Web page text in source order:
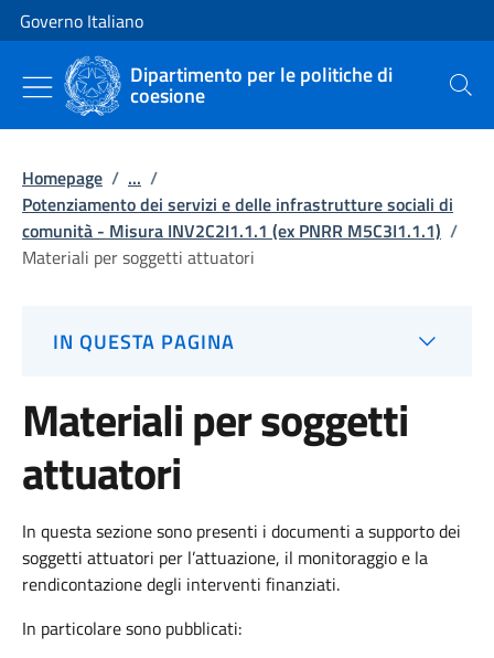
Vai al contenuto
Vai alla navigazione del sito
Governo Italiano
Dipartimento per le politiche di
coesione Cerca
Homepage / ... /
Potenziamento dei servizi e delle infrastrutture sociali di
comunità - Misura INV2C2I1.1.1 (ex PNRR M5C3I1.1.1) /
Materiali per soggetti attuatori
IN QUESTA PAGINA
Materiali per soggetti
attuatori
In questa sezione sono presenti i documenti a supporto dei
soggetti attuatori per l’attuazione, il monitoraggio e la
rendicontazione degli interventi finanziati.
In particolare sono pubblicati: